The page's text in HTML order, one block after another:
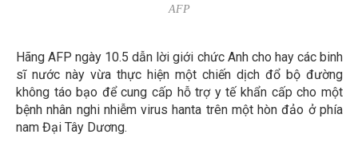
AFP
Hãng AFP ngày 10.5 dẫn lời giới chức Anh cho hay các binh
sĩ nước này vừa thực hiện một chiến dịch đổ bộ đường
không táo bạo để cung cấp hỗ trợ y tế khẩn cấp cho một
bệnh nhân nghi nhiễm virus hanta trên một hòn đảo ở phía
nam Đại Tây Dương.